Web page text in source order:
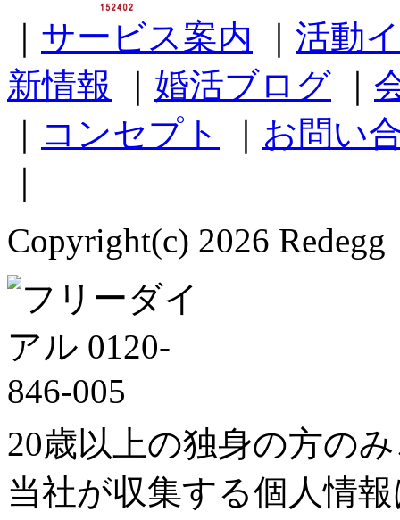
サービス案内
活動
新情報
婚活ブログ
コンセプト
お問い
Copyright(c) 2026
20歳以上の独身の方の
当社が収集する個人情